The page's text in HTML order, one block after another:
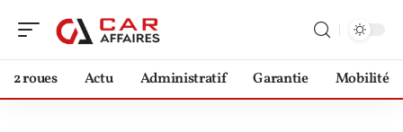
2 roues Actu Administratif Garantie Mobilité